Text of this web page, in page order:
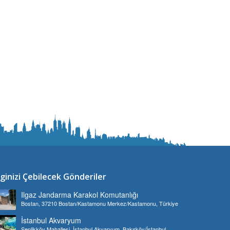
Çebilecek Gönderiler
Ilgaz Jandarma Karakol Komutanlığı
Bostan, 37210 Bostan/Kastamonu Merkez/Kastamonu, Türkiye
İstanbul Akvaryum